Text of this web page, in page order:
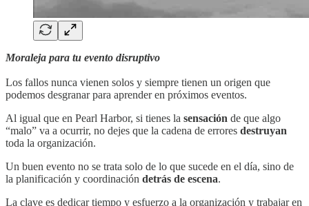
Moraleja para tu evento disruptivo
Los fallos nunca vienen solos y siempre tienen un origen que
podemos desgranar para aprender en próximos eventos.
Al igual que en Pearl Harbor, si tienes la sensación de que algo
“malo” va a ocurrir, no dejes que la cadena de errores destruyan
toda la organización.
Un buen evento no se trata solo de lo que sucede en el día, sino de
la planificación y coordinación detrás de escena.
La clave es dedicar tiempo y esfuerzo a la organización y trabajar en